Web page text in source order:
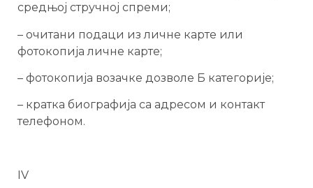
средњој стручној спреми;
– очитани подаци из личне карте или
фотокопија личне карте;
– фотокопија возачке дозволе Б категорије;
– кратка биографија са адресом и контакт
телефоном.
IV